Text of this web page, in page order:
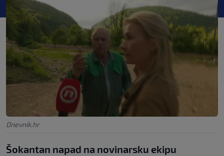
Dnevnik.hr
Šokantan napad na novinarsku ekipu